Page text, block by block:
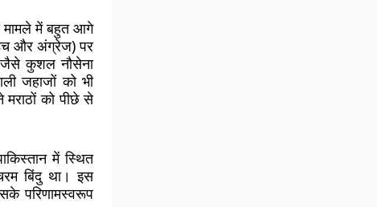
मामले में बहुत आगे
डच और अंग्रेज) पर
जैसे कुशल नौसेना
जहाजों को भी
को पीछे से
में स्थित
बिंदु था। इस
परिणामस्वरूप